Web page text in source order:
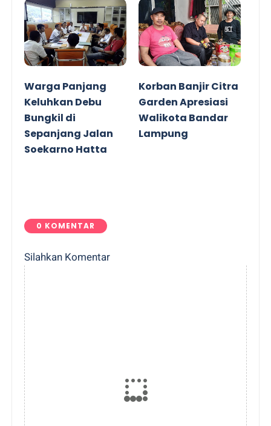
Warga Panjang
Keluhkan Debu
Bungkil di
Sepanjang Jalan
Soekarno Hatta
Korban Banjir Citra
Garden Apresiasi
Walikota Bandar
Lampung
0 KOMENTAR
Silahkan Komentar